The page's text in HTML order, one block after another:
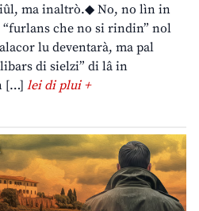
ma inaltrò.◆ No, no lìn in
che no si rindin” nol
lu deventarà, ma pal
di sielzi” di lâ in
[…] lei di plui +